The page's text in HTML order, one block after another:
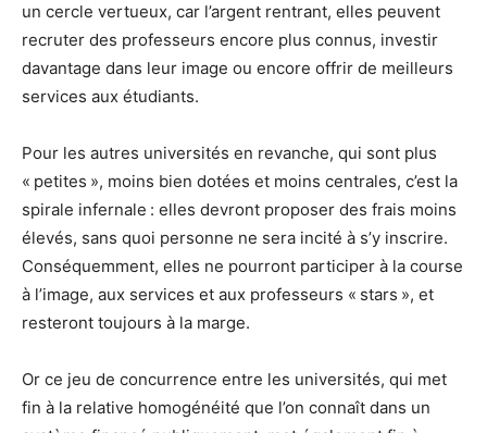
un cercle vertueux, car l’argent rentrant, elles peuvent
recruter des professeurs encore plus connus, investir
davantage dans leur image ou encore offrir de meilleurs
services aux étudiants.
Pour les autres universités en revanche, qui sont plus
« petites », moins bien dotées et moins centrales, c’est la
spirale infernale : elles devront proposer des frais moins
élevés, sans quoi personne ne sera incité à s’y inscrire.
Conséquemment, elles ne pourront participer à la course
à l’image, aux services et aux professeurs « stars », et
resteront toujours à la marge.
Or ce jeu de concurrence entre les universités, qui met
fin à la relative homogénéité que l’on connaît dans un